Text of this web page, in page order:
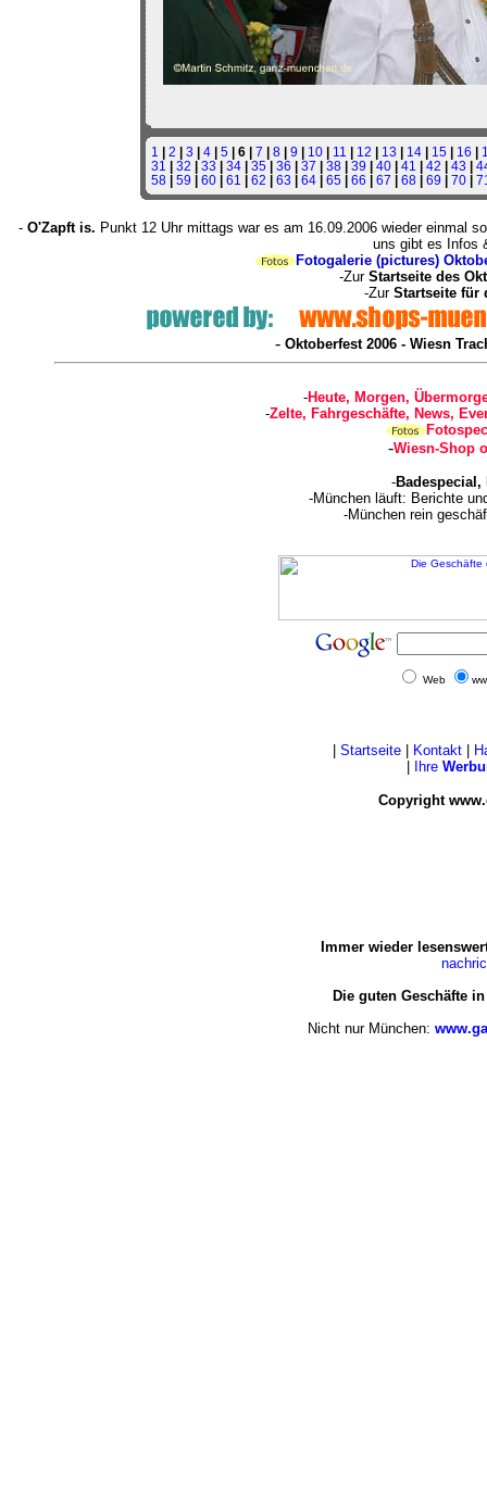
1 | 2 | 3 | 4| 5| 6 | 7 | 8| 9 | 10| 11 | 12 | 13 | 14| 15| 16 |
31 | 32 | 33 | 34| 35| 36 | 37 | 38| 39 | 40| 41 | 42 | 43 |
58| 59 | 60| 61 | 62 | 63 | 64| 65| 66 | 67 | 68| 69 | 70|
- O'Zapft is. Punkt 12 Uhr mittags war es am 16.09.2006 wieder einmal
uns gibt es Infos
Fotogalerie (pictures)
-Zur Startseite des
-Zur Startseite für
- Oktoberfest 2006 - Wiesn
-Heute, Morgen,
-Zelte, Fahrgeschäfte, News,
-Wiesn-Shop
-Badespecial,
-München läuft: Berichte
-München rein
Web
Startseite| Kontakt|
Ihre
Copyright
Immer wieder
Die guten Geschäfte
Nicht nur München: